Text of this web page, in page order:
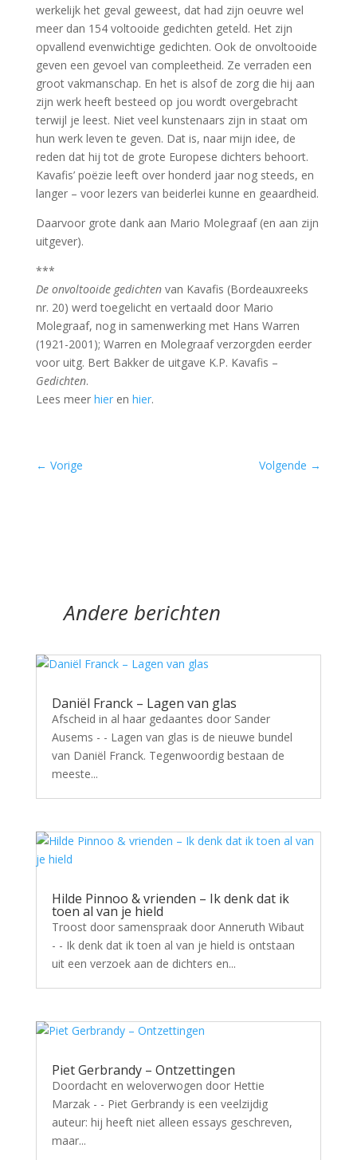
werkelijk het geval geweest, dat had zijn oeuvre wel
meer dan 154 voltooide gedichten geteld. Het zijn
opvallend evenwichtige gedichten. Ook de onvoltooide
geven een gevoel van compleetheid. Ze verraden een
groot vakmanschap. En het is alsof de zorg die hij aan
zijn werk heeft besteed op jou wordt overgebracht
terwijl je leest. Niet veel kunstenaars zijn in staat om
hun werk leven te geven. Dat is, naar mijn idee, de
reden dat hij tot de grote Europese dichters behoort.
Kavafis’ poëzie leeft over honderd jaar nog steeds, en
langer – voor lezers van beiderlei kunne en geaardheid.
Daarvoor grote dank aan Mario Molegraaf (en aan zijn
uitgever).
***
De onvoltooide gedichtenvan Kavafis (Bordeauxreeks
nr. 20) werd toegelicht en vertaald door Mario
Molegraaf, nog in samenwerking met Hans Warren
(1921-2001); Warren en Molegraaf verzorgden eerder
voor uitg. Bert Bakker de uitgave K.P. Kavafis –
Gedichten.
Lees meer hieren hier.
← Vorige Volgende →
Andere berichten
Daniël Franck – Lagen van glas
Afscheid in al haar gedaantes door Sander
Ausems - - Lagen van glas is de nieuwe bundel
van Daniël Franck. Tegenwoordig bestaan de
meeste...
Hilde Pinnoo & vrienden – Ik denk dat ik
toen al van je hield
Troost door samenspraak door Anneruth Wibaut
- - Ik denk dat ik toen al van je hield is ontstaan
uit een verzoek aan de dichters en...
Piet Gerbrandy – Ontzettingen
Doordacht en weloverwogen door Hettie
Marzak - - Piet Gerbrandy is een veelzijdig
auteur: hij heeft niet alleen essays geschreven,
maar...